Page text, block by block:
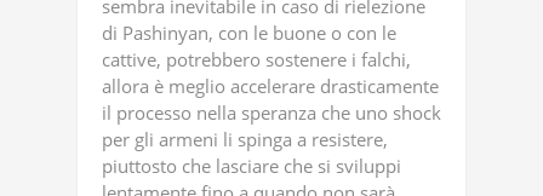
sembra inevitabile in caso di rielezione
di Pashinyan, con le buone o con le
cattive, potrebbero sostenere i falchi,
allora è meglio accelerare drasticamente
il processo nella speranza che uno shock
per gli armeni li spinga a resistere,
piuttosto che lasciare che si sviluppi